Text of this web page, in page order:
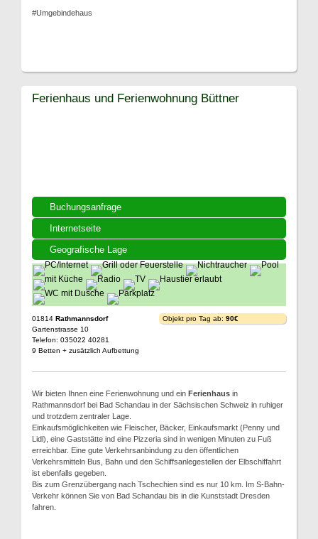
#Umgebindehaus
Buchungsanfrage
Internetseite
Geografische Lage
Ferienhaus und Ferienwohnung Büttner
01814 Rathmannsdorf
Gartenstrasse 10
Telefon: 035022 40281
9 Betten + zusätzlich Aufbettung
Objekt pro Tag ab: 90€
Wir bieten Ihnen eine Ferienwohnung und ein Ferienhaus in
Rathmannsdorf bei Bad Schandau in der Sächsischen Schweiz in ruhiger
und trotzdem zentraler Lage.
Einkaufsmöglichkeiten wie Fleischer, Bäcker, Einkaufsmarkt (Penny und
Lidl), eine Gaststätte ind eine Pizzeria sind in wenigen Minuten zu Fuß
erreichbar. Eine gute Verkehrsanbindung zu den öffentlichen
Verkehrsmitteln Bus, Bahn und den Schiffsanlegestellen der Elbschiffahrt
ist ebenfalls gegeben.
Bis zum Grenzübergang nach Tschechien sind es nur 10 km. Im S-Bahn-
Verkehr können Sie von Bad Schandau bis in die Kunststadt Dresden
fahren.